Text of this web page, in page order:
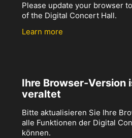
Please update your browser
of the Digital Concert Hall.
Learn more
Ihre Browser-Version
veraltet
Bitte aktualisieren Sie Ihre
alle Funktionen der Digital
können.